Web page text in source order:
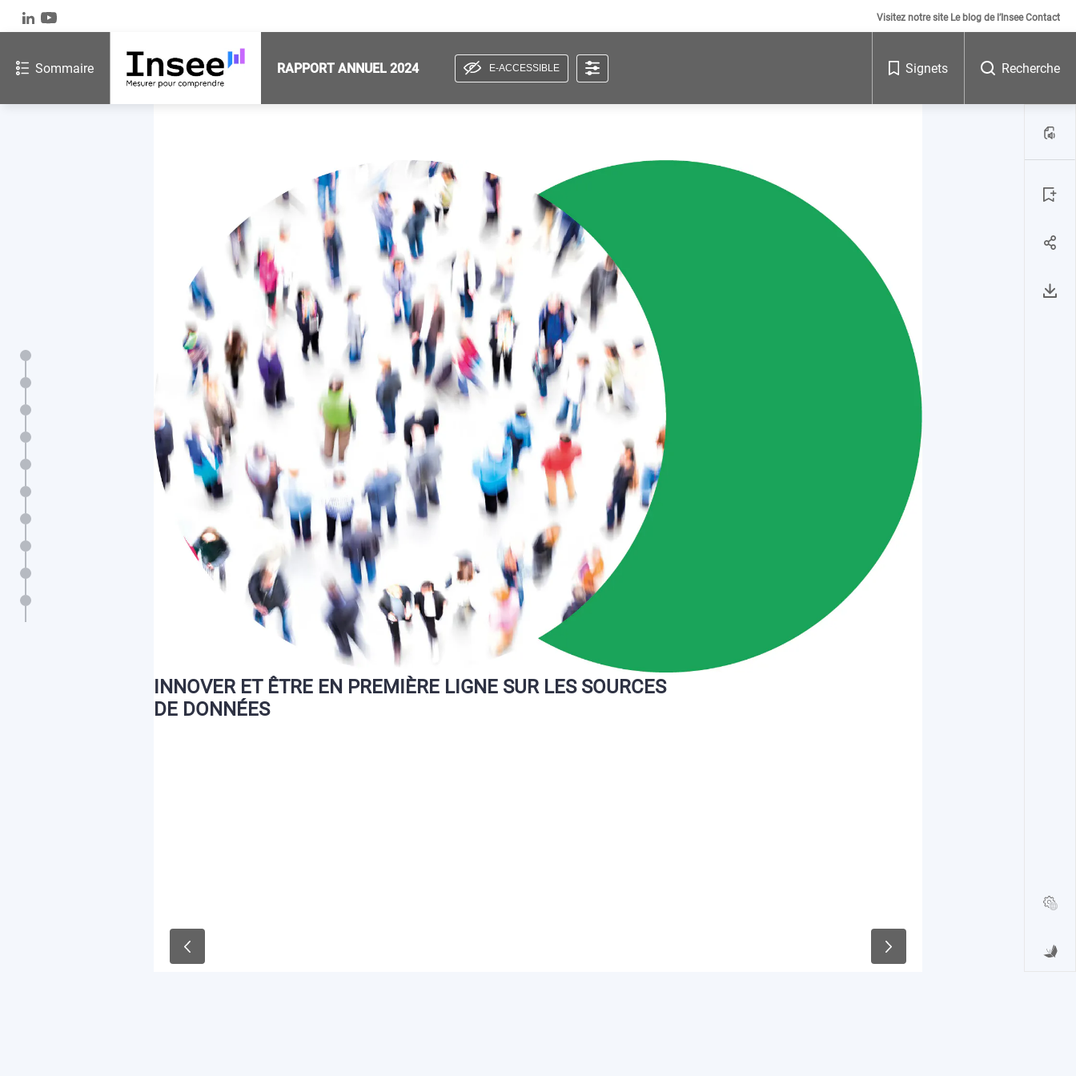
Visitez notre site Le blog de l’Insee Contact
Sommaire RAPPORT ANNUEL 2024 E-ACCESSIBLE Signets Recherche
INNOVER ET ÊTRE EN PREMIÈRE LIGNE SUR LES SOURCES
DE DONNÉES
L’Insee et la statistique publique
Édito
L’activité 2024 en chiffres
Les enquêtes menées en 2024
Faire parler les chiffres
Innover et être en première ligne sur les sources de données
Aller au-devant de tous les publics
Construire une statistique partagée
Les moyens et l’organisation de l’Insee
Crédits